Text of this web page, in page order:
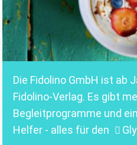
Die Fidolino GmbH ist ab
Fidolino-Verlag. Es gibt
Begleitprogramme und
Helfer - alles für den